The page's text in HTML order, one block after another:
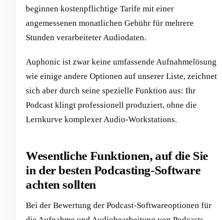
beginnen kostenpflichtige Tarife mit einer
angemessenen monatlichen Gebühr für mehrere
Stunden verarbeiteter Audiodaten.
Auphonic ist zwar keine umfassende Aufnahmelösung
wie einige andere Optionen auf unserer Liste, zeichnet
sich aber durch seine spezielle Funktion aus: Ihr
Podcast klingt professionell produziert, ohne die
Lernkurve komplexer Audio-Workstations.
Wesentliche Funktionen, auf die Sie
in der besten Podcasting-Software
achten sollten
Bei der Bewertung der Podcast-Softwareoptionen für